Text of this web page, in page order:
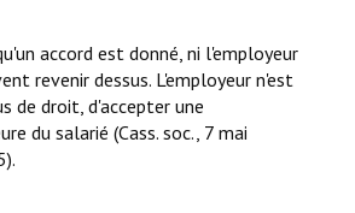
accord est donné, ni l'employeur
revenir dessus. L'employeur n'est
de droit, d'accepter une
du salarié (Cass. soc., 7 mai